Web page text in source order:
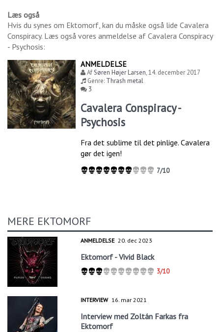
Læs også
Hvis du synes om Ektomorf, kan du måske også lide Cavalera
Conspiracy. Læs også vores anmeldelse af Cavalera Conspiracy
- Psychosis:
ANMELDELSE
AfSøren Højer Larsen,14. december 2017
Genre: Thrash metal
3
Cavalera Conspiracy -
Psychosis
Fra det sublime til det pinlige. Cavalera
gør det igen!
7/10
MERE EKTOMORF
ANMELDELSE 20. dec 2023
Ektomorf - Vivid Black
3/10
INTERVIEW 16. mar 2021
Interview med Zoltán Farkas fra
Ektomorf